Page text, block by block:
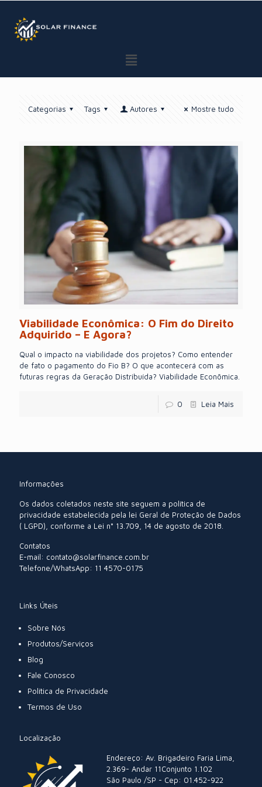
Categorias Tags Autores Mostre tudo
Viabilidade Econômica: O Fim do Direito
Adquirido – E Agora?
Qual o impacto na viabilidade dos projetos? Como entender
de fato o pagamento do Fio B? O que acontecerá com as
futuras regras da Geração Distribuída? Viabilidade Econõmica.
0 Leia Mais
Informações
Os dados coletados neste site seguem a política de
privacidade estabelecida pela lei Geral de Proteção de Dados
( LGPD), conforme a Lei n° 13.709, 14 de agosto de 2018.
Contatos
E-mail: contato@solarfinance.com.br
Telefone/WhatsApp: 11 4570-0175
Links Úteis
Sobre Nós
Produtos/Serviços
Blog
Fale Conosco
Política de Privacidade
Termos de Uso
Localização
Endereço: Av. Brigadeiro Faria Lima,
2.369- Andar 11Conjunto 1.102
São Paulo /SP - Cep: 01.452-922